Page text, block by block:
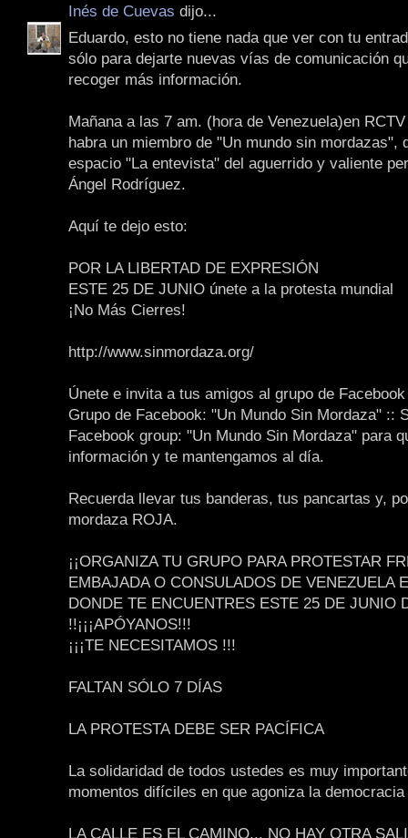
Inés de Cuevas dijo...
Eduardo, esto no tiene nada que ver con tu
sólo para dejarte nuevas vías de comunicación
recoger más información.
Mañana a las 7 am. (hora de Venezuela)en
habra un miembro de "Un mundo sin mordazas",
espacio "La entevista" del aguerrido y valiente
Ángel Rodríguez.
Aquí te dejo esto:
POR LA LIBERTAD DE EXPRESIÓN
ESTE 25 DE JUNIO únete a la protesta mundial
¡No Más Cierres!
http://www.sinmordaza.org/
Únete e invita a tus amigos al grupo de
Grupo de Facebook: "Un Mundo Sin Mordaza" ::
Facebook group: "Un Mundo Sin Mordaza" para
información y te mantengamos al día.
Recuerda llevar tus banderas, tus pancartas y,
mordaza ROJA.
¡¡ORGANIZA TU GRUPO PARA PROTESTAR
EMBAJADA O CONSULADOS DE VENEZUELA
DONDE TE ENCUENTRES ESTE 25 DE JUNIO
!!¡¡¡APÓYANOS!!!
¡¡¡TE NECESITAMOS !!!
FALTAN SÓLO 7 DÍAS
LA PROTESTA DEBE SER PACÍFICA
La solidaridad de todos ustedes es muy
momentos difíciles en que agoniza la
LA CALLE ES EL CAMINO... NO HAY OTRA